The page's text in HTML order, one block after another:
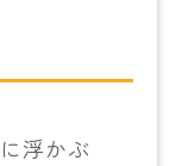
浮かぶ